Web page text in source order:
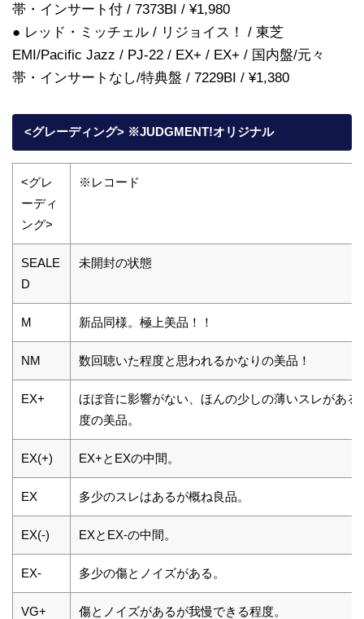
帯・インサート付 / 7373BI / ¥1,980
● レッド・ミッチェル / リジョイス！ / 東芝
EMI/Pacific Jazz / PJ-22 / EX+ / EX+ / 国内盤/元々
帯・インサートなし/特典盤 / 7229BI / ¥1,380
<グレーディング> ※JUDGMENT!オリジナル
<グレ
ーディ
ング>
※レコード
SEALE
D
未開封の状態
M 新品同様。極上美品！！
NM 数回聴いた程度と思われるかなりの美品！
EX+
ほぼ音に影響がない、ほんの少しの薄いスレがある
度の美品。
EX(+) EX+とEXの中間。
EX 多少のスレはあるが概ね良品。
EX(-) EXとEX-の中間。
EX- 多少の傷とノイズがある。
VG+ 傷とノイズがあるが我慢できる程度。